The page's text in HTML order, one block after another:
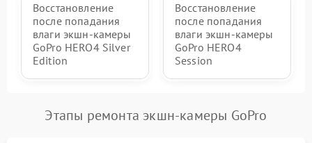
Восстановление
после попадания
влаги экшн-камеры
GoPro HERO4 Silver
Edition
Восстановление
после попадания
влаги экшн-камеры
GoPro HERO4
Session
Этапы ремонта экшн-камеры GoPro